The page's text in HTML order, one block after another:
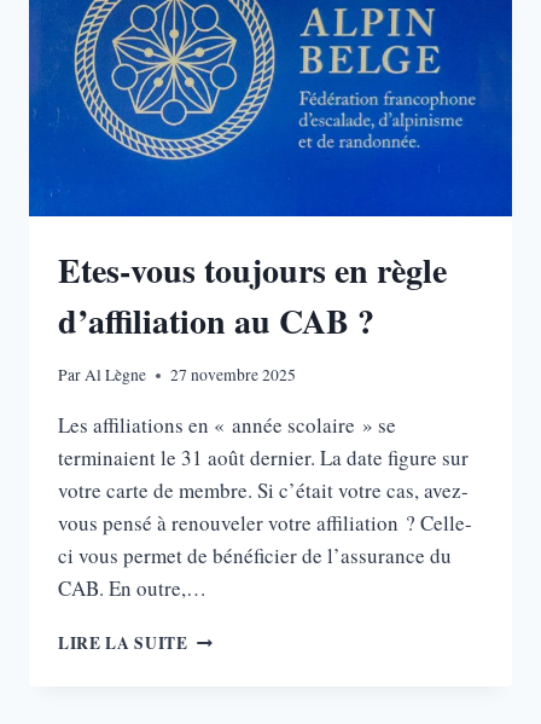
Etes-vous toujours en règle
d’affiliation au CAB ?
ParAl Lègne 27 novembre 2025
Les affiliations en « année scolaire » se
terminaient le 31 août dernier. La date figure sur
votre carte de membre. Si c’était votre cas, avez-
vous pensé à renouveler votre affiliation ? Celle-
ci vous permet de bénéficier de l’assurance du
CAB. En outre,…
LIRE LA SUITE ETES-